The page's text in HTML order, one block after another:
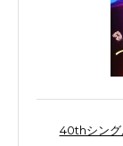
40thシング